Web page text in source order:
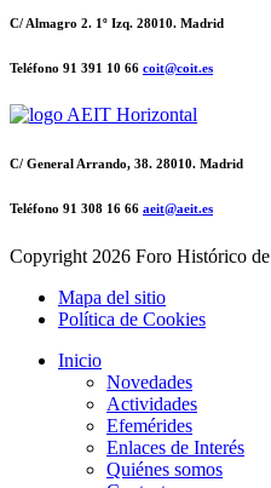
C/ Almagro 2. 1º Izq. 28010. Madrid
Teléfono 91 391 10 66 coit@coit.es
C/ General Arrando, 38. 28010. Madrid
Teléfono 91 308 16 66 aeit@aeit.es
Copyright 2026 Foro Histórico
Mapa del sitio
Política de Cookies
Inicio
Novedades
Actividades
Efemérides
Enlaces de Interés
Quiénes somos